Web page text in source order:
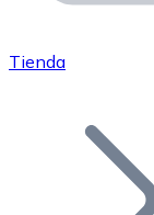
Únete a
Añade tu
Tienda